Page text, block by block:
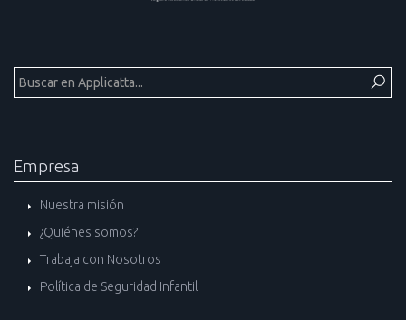
Empresa
Nuestra misión
¿Quiénes somos?
Trabaja con Nosotros
Política de Seguridad Infantil